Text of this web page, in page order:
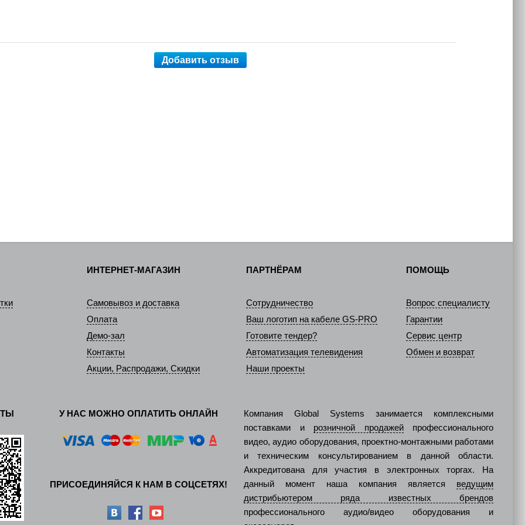
Добавить отзыв
ИНТЕРНЕТ-МАГАЗИН
Самовывоз и доставка
Оплата
Демо-зал
Контакты
Акции, Распродажи, Скидки
ПАРТНЁРАМ
Сотрудничество
Ваш логотип на кабеле GS-PRO
Готовите тендер?
Автоматизация телевидения
Наши проекты
ПОМОЩЬ
Вопрос специалисту
Гарантии
Сервис центр
Обмен и возврат
У НАС МОЖНО ОПЛАТИТЬ ОНЛАЙН
ПРИСОЕДИНЯЙСЯ К НАМ В СОЦСЕТЯХ!
Компания Global Systems занимается комплексными
поставками и розничной продажейпрофессионального
видео, аудио оборудования, проектно-монтажными работами
и техническим консультированием в данной области.
Аккредитована для участия в электронных торгах. На
данный момент наша компания является ведущим
дистрибьютером ряда известных брендов
профессионального аудио/видео оборудования и